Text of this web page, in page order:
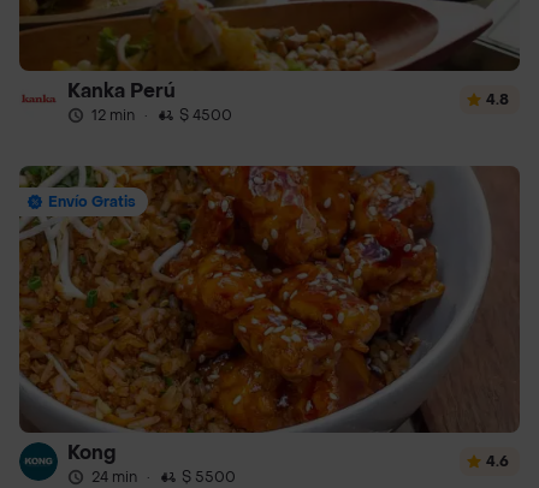
Kanka Perú
12 min · $ 4500
4.8
Envío Gratis
Kong
24 min · $ 5500
4.6